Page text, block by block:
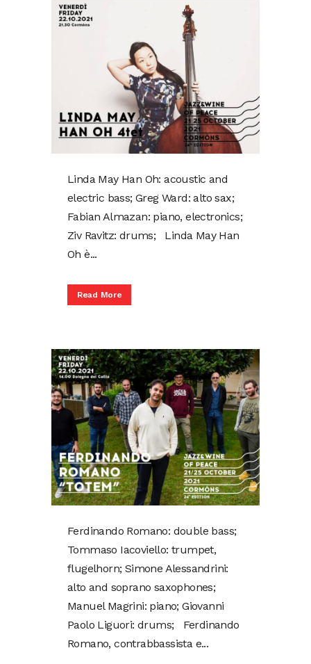
Linda May Han Oh: acoustic and
electric bass; Greg Ward: alto sax;
Fabian Almazan: piano, electronics;
Ziv Ravitz: drums; Linda May Han
Oh è...
Read More
Ferdinando Romano: double bass;
Tommaso Iacoviello: trumpet,
flugelhorn; Simone Alessandrini:
alto and soprano saxophones;
Manuel Magrini: piano; Giovanni
Paolo Liguori: drums; Ferdinando
Romano, contrabbassista e...